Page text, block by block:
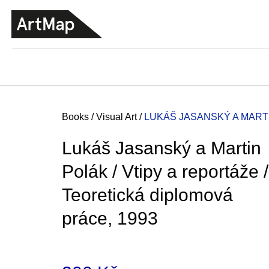
Home
Books / Visual Art / LUKÁŠ JASANSKÝ A
Lukáš Jasanský a Martin
Polák / Vtipy a reportáže /
Teoretická diplomová
práce, 1993
BACK
SHOPPING
BACK
SHOPPING